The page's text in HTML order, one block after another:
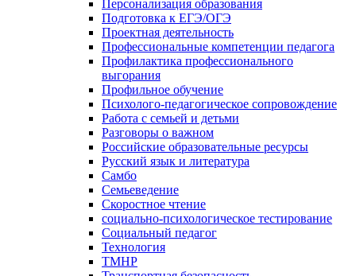
Персонализация образования
Подготовка к ЕГЭ/ОГЭ
Проектная деятельность
Профессиональные компетенции педагога
Профилактика профессионального
выгорания
Профильное обучение
Психолого-педагогическое сопровождение
Работа с семьей и детьми
Разговоры о важном
Российские образовательные ресурсы
Русский язык и литература
Самбо
Семьеведение
Скоростное чтение
социально-психологическое тестирование
Социальный педагог
Технология
ТМНР